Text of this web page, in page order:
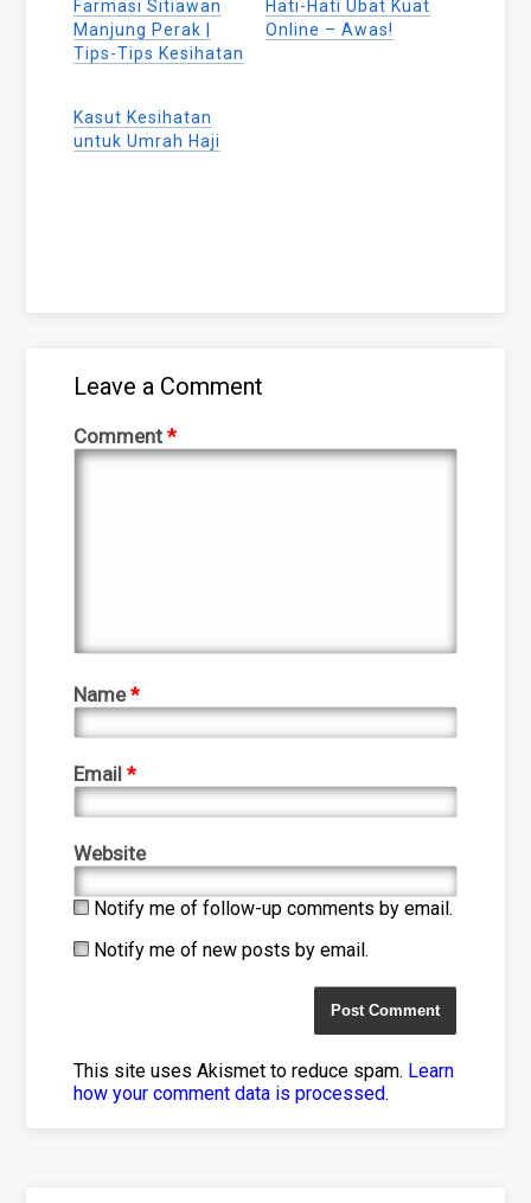
in
new
window)
in
new
window)
in
new
window)
Farmasi Sitiawan
Manjung Perak |
Tips-Tips Kesihatan
Hati-Hati Ubat Kuat
Online – Awas!
Kasut Kesihatan
untuk Umrah Haji
Leave a Comment
Comment*
Name*
Email*
Website
Notify me of follow-up comments by email.
Notify me of new posts by email.
This site uses Akismet to reduce spam. Learn
how your comment data is processed.